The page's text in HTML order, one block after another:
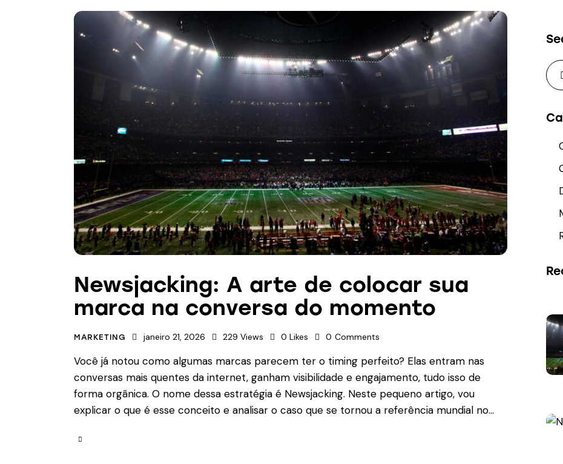
Newsjacking: A arte de colocar sua
marca na conversa do momento
MARKETING janeiro 21, 2026 229 Views 0 Likes 0 Comments
Você já notou como algumas marcas parecem ter o timing perfeito? Elas entram nas
conversas mais quentes da internet, ganham visibilidade e engajamento, tudo isso de
forma orgânica. O nome dessa estratégia é Newsjacking. Neste pequeno artigo, vou
explicar o que é esse conceito e analisar o caso que se tornou a referência mundial no…
P
e
q
: